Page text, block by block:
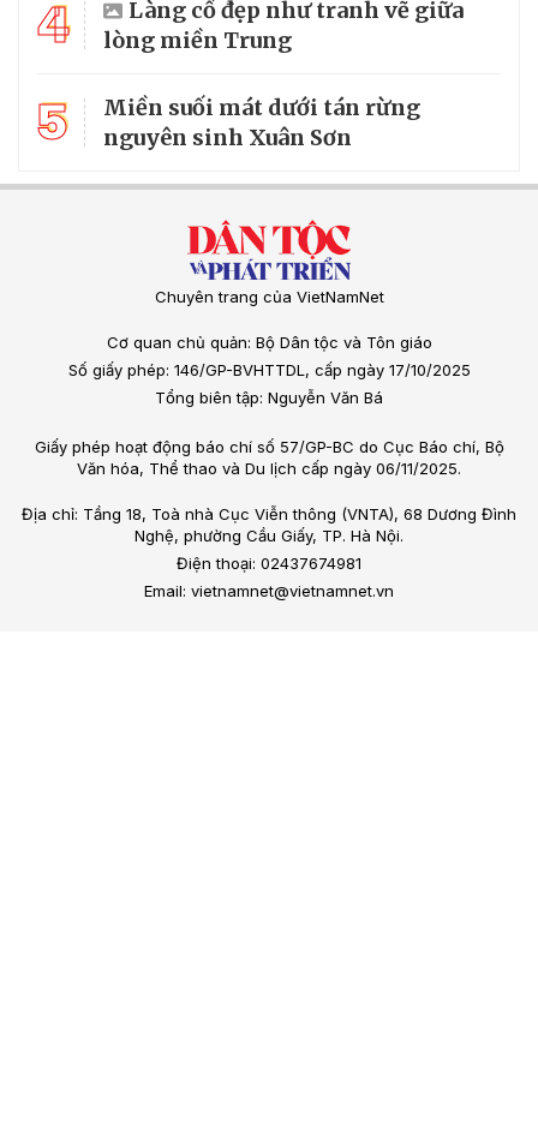
4
Làng cổ đẹp như tranh vẽ giữa
lòng miền Trung
5
Miền suối mát dưới tán rừng
nguyên sinh Xuân Sơn
Chuyên trang của VietNamNet
Cơ quan chủ quản: Bộ Dân tộc và Tôn giáo
Số giấy phép: 146/GP-BVHTTDL, cấp ngày 17/10/2025
Tổng biên tập: Nguyễn Văn Bá
Giấy phép hoạt động báo chí số 57/GP-BC do Cục Báo chí, Bộ
Văn hóa, Thể thao và Du lịch cấp ngày 06/11/2025.
Địa chỉ: Tầng 18, Toà nhà Cục Viễn thông (VNTA), 68 Dương Đình
Nghệ, phường Cầu Giấy, TP. Hà Nội.
Điện thoại: 02437674981
Email: vietnamnet@vietnamnet.vn